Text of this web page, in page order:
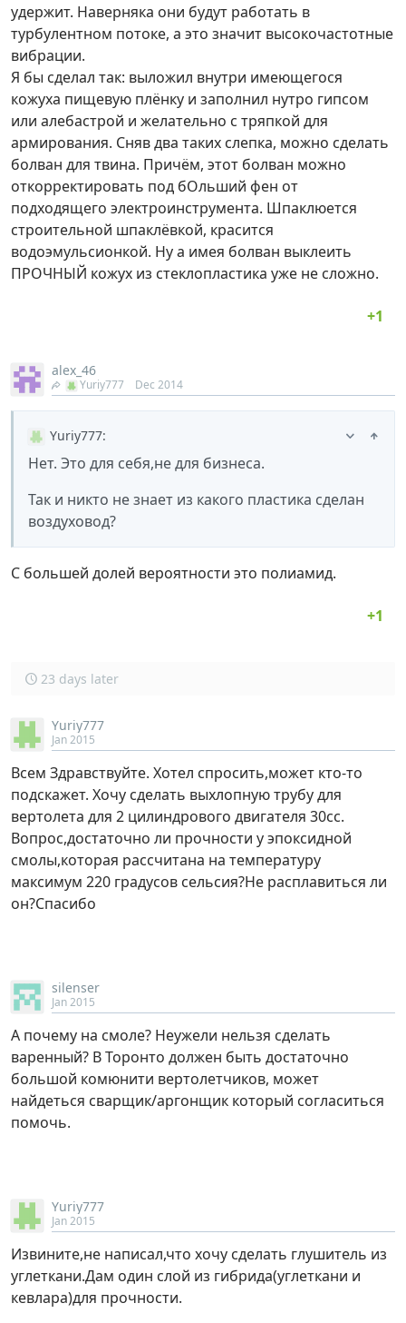
удержит. Наверняка они будут работать в
турбулентном потоке, а это значит высокочастотные
вибрации.
Я бы сделал так: выложил внутри имеющегося
кожуха пищевую плёнку и заполнил нутро гипсом
или алебастрой и желательно с тряпкой для
армирования. Сняв два таких слепка, можно сделать
болван для твина. Причём, этот болван можно
откорректировать под бОльший фен от
подходящего электроинструмента. Шпаклюется
строительной шпаклёвкой, красится
водоэмульсионкой. Ну а имея болван выклеить
ПРОЧНЫЙ кожух из стеклопластика уже не сложно.
alex_46
Yuriy777 Dec 2014
Yuriy777:
Нет. Это для себя,не для бизнеса.
Так и никто не знает из какого пластика сделан
воздуховод?
С большей долей вероятности это полиамид.
23 days later
Yuriy777
Jan 2015
Всем Здравствуйте. Хотел спросить,может кто-то
подскажет. Хочу сделать выхлопную трубу для
вертолета для 2 цилиндрового двигателя 30сс.
Вопрос,достаточно ли прочности у эпоксидной
смолы,которая рассчитана на температуру
максимум 220 градусов сельсия?Не расплавиться ли
он?Спасибо
silenser
Jan 2015
А почему на смоле? Неужели нельзя сделать
варенный? В Торонто должен быть достаточно
большой комюнити вертолетчиков, может
найдеться сварщик/аргонщик который согласиться
помочь.
Yuriy777
Jan 2015
Извините,не написал,что хочу сделать глушитель из
углеткани.Дам один слой из гибрида(углеткани и
кевлара)для прочности.